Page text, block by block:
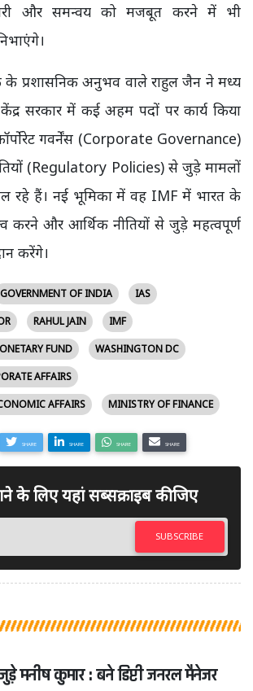
और समन्वय को मजबूत करने में भी
प्रशासनिक अनुभव वाले राहुल जैन ने मध्य
सरकार में कई अहम पदों पर कार्य किया
गवर्नेंस (Corporate Governance)
(Regulatory Policies) से जुड़े मामलों
रहे हैं। नई भूमिका में वह IMF में भारत के
करने और आर्थिक नीतियों से जुड़े महत्वपूर्ण
करेंगे।
GOVERNMENT OF INDIA
IAS
RAHUL JAIN
IMF
FUND
WASHINGTON DC
AFFAIRS
AFFAIRS
MINISTRY OF FINANCE
SHARE SHARE SHARE SHARE
के लिए यहां सब्सक्राइब कीजिए
SUBSCRIBE
मनीष कुमार : बने डिप्टी जनरल मैनेजर